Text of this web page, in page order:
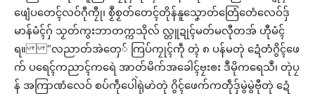
ဖျေံပတေၚ်လဝ်ဂီုကၠီု၊ စၟဳစၟတ်တေၚ်တိုန်နူသၞောတ်တြေံတေံလေဝ်ဒှ်
မာန်မံၚ်ဂှ် သၟတ်ကွးဘာတက္ကသိုလ် လ္တူဍုၚ်မတ်မလီုတအ် ဟီုမံၚ်
ရ။ “လညာတ်အဲတှေ် ကြပ်ကၠုၚ်ကဵု တ္ၚဲ ၈ ပန်မတုဲ ဍေံတံဂွိၚ်ဖေ
က် ပရေၚ်ကညာၚ်ကရေဲ အာတ်မိက်အခေါၚ်ဗၠးၜး ဒဳမိုကရေသဳ၊ တုဲပၠ
န် အကြာဏံလေဝ် စပ်ကဵုပေါဲရုဲမာဲတုဲ ဂွိၚ်ဖေက်ကတဵုဒှ်မွဲမွဲဗီုတုဲ ဍေံ